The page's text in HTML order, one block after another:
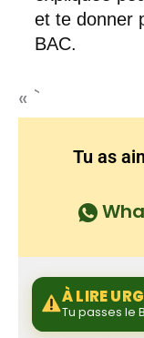
et te donner
BAC.
« `
Tu as
À LIRE
Tu passes le